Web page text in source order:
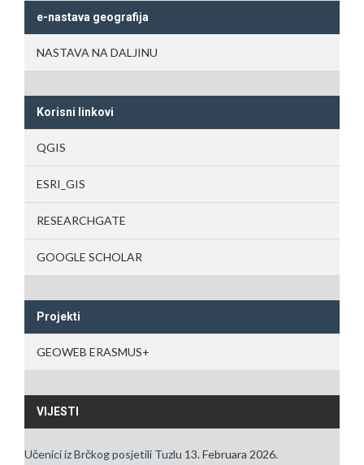
e-nastava geografija
NASTAVA NA DALJINU
Korisni linkovi
QGIS
ESRI_GIS
RESEARCHGATE
GOOGLE SCHOLAR
Projekti
GEOWEB ERASMUS+
VIJESTI
Učenici iz Brčkog posjetili Tuzlu 13. Februara 2026.